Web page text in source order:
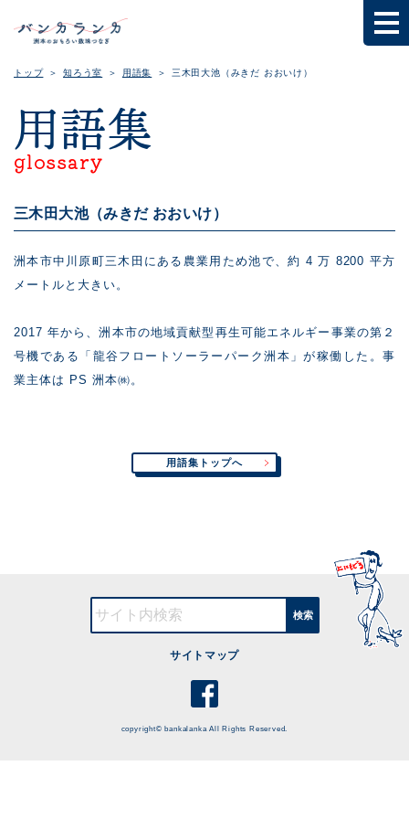
トップ 知ろう室 用語集 三木田大池（みきだ おおいけ）
用語集
glossary
三木田大池（みきだ おおいけ）
洲本市中川原町三木田にある農業用ため池で、約 4 万 8200 平方
メートルと大きい。
2017 年から、洲本市の地域貢献型再生可能エネルギー事業の第２
号機である「龍谷フロートソーラーパーク洲本」が稼働した。事
業主体は PS 洲本㈱。
用語集トップへ
検索
サイトマップ
copyright© bankalanka All Rights Reserved.